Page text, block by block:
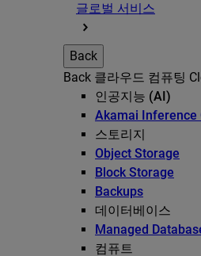
글로벌 서비스
Back
Back 클라우드 컴퓨팅
인공지능 (AI)
Akamai Inference
스토리지
Object Storage
Block Storage
Backups
데이터베이스
Managed
컴퓨트